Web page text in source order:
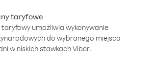
taryfowe
umożliwia wykonywanie
do wybranego miejsca
w niskich stawkach Viber.